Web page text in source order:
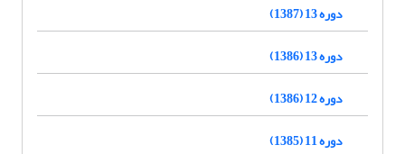
دوره 13 (1387)
دوره 13 (1386)
دوره 12 (1386)
دوره 11 (1385)